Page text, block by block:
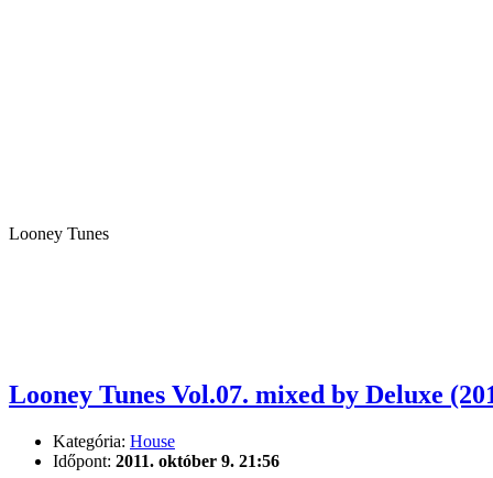
Looney Tunes
Looney Tunes Vol.07. mixed by Deluxe
Kategória: House
Időpont: 2011. október 9. 21:56